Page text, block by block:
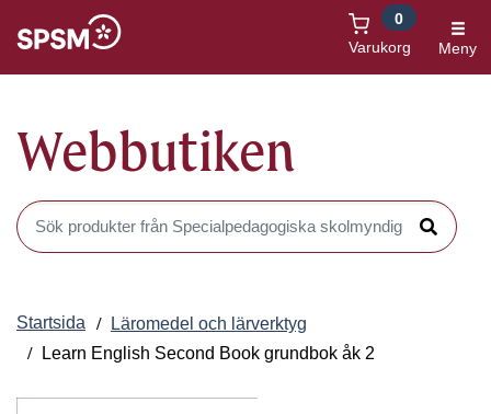
Varukorg
0
Meny
Webbutiken
Sök produkter i Webbutiken
Sök
Startsida
Läromedel och lärverktyg
Learn English Second Book grundbok åk 2